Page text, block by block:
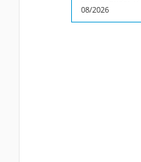
08/2026